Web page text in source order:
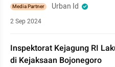
Media Partner Urban Id
2 Sep 2024
Inspektorat Kejagung RI
di Kejaksaan Bojonegoro